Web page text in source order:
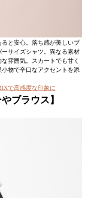
と安心。落ち感が美しいブ
サイズシャツ。異なる素材
雰囲気。スカートでも甘く
物で辛口なアクセントを添
で高感度な印象に
ブラウス】